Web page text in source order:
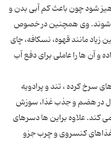
شود چون باعث کم آبی بدن و
شوند. وی همچنین در خصوص
مانند قهوه، نسکافه، چای
و آن ها را عاملی برای دفع آب
کرده ، تند و پرادویه
در هضم و جذب غذا، سوزش
کند. علاوه براین ها دسرهای
کنسروی و چرب جزو